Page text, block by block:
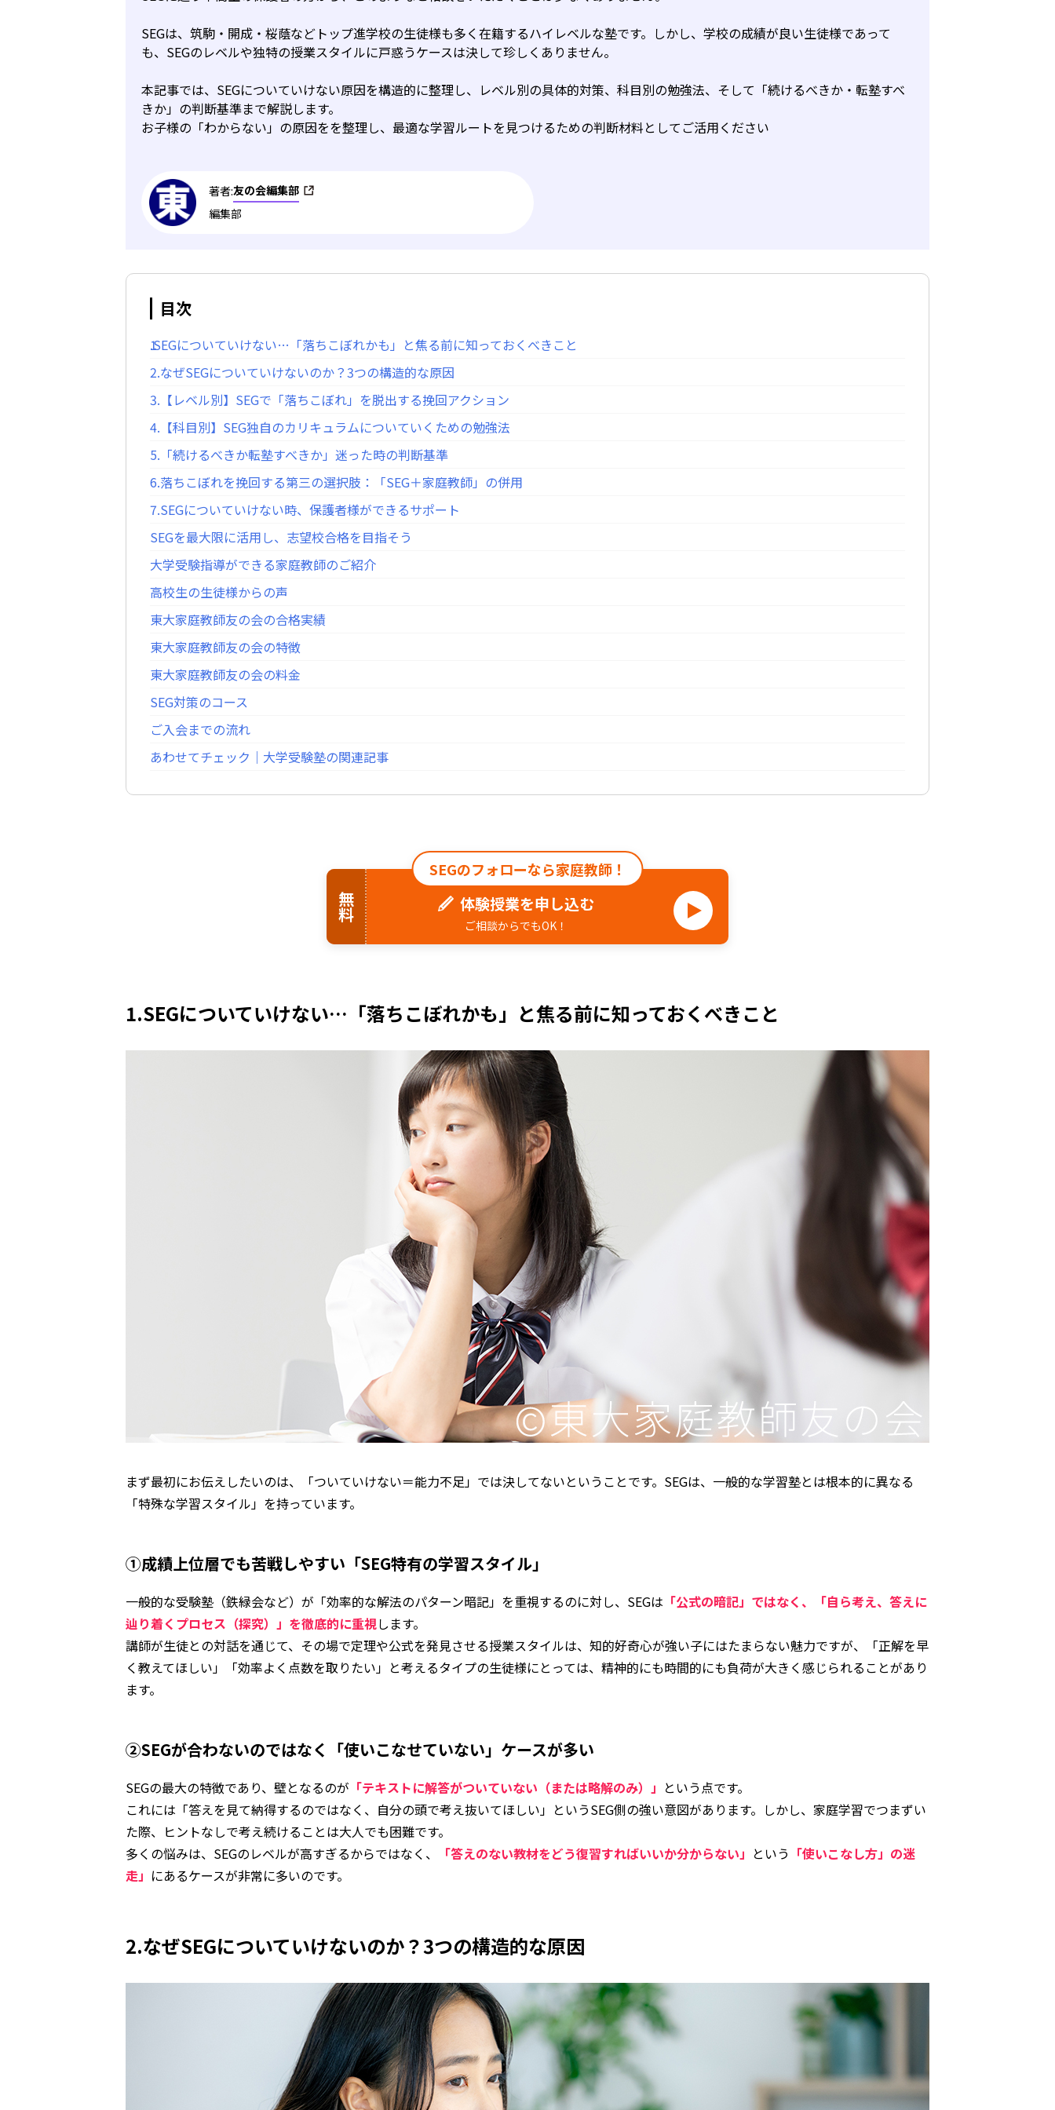
SEGは、筑駒・開成・桜蔭などトップ進学校の生徒様も多く在籍するハイレベルな塾です。しかし、学校の成績が良い生徒様であって
も、SEGのレベルや独特の授業スタイルに戸惑うケースは決して珍しくありません。
本記事では、SEGについていけない原因を構造的に整理し、レベル別の具体的対策、科目別の勉強法、そして「続けるべきか・転塾すべ
きか」の判断基準まで解説します。
お子様の「わからない」の原因をを整理し、最適な学習ルートを見つけるための判断材料としてご活用ください
著者:友の会編集部
編集部
目次
1.SEGについていけない…「落ちこぼれかも」と焦る前に知っておくべきこと
2.なぜSEGについていけないのか？3つの構造的な原因
3.【レベル別】SEGで「落ちこぼれ」を脱出する挽回アクション
4.【科目別】SEG独自のカリキュラムについていくための勉強法
5.「続けるべきか転塾すべきか」迷った時の判断基準
6.落ちこぼれを挽回する第三の選択肢：「SEG＋家庭教師」の併用
7.SEGについていけない時、保護者様ができるサポート
SEGを最大限に活用し、志望校合格を目指そう
大学受験指導ができる家庭教師のご紹介
高校生の生徒様からの声
東大家庭教師友の会の合格実績
東大家庭教師友の会の特徴
東大家庭教師友の会の料金
SEG対策のコース
ご入会までの流れ
あわせてチェック｜大学受験塾の関連記事
SEGのフォローなら家庭教師！
無料 体験授業を申し込む
ご相談からでもOK！
1.SEGについていけない…「落ちこぼれかも」と焦る前に知っておくべきこと
まず最初にお伝えしたいのは、「ついていけない＝能力不足」では決してないということです。SEGは、一般的な学習塾とは根本的に異なる
「特殊な学習スタイル」を持っています。
①成績上位層でも苦戦しやすい「SEG特有の学習スタイル」
一般的な受験塾（鉄緑会など）が「効率的な解法のパターン暗記」を重視するのに対し、SEGは 「公式の暗記」ではなく、「自ら考え、答えに
辿り着くプロセス（探究）」を徹底的に重視します。
講師が生徒との対話を通じて、その場で定理や公式を発見させる授業スタイルは、知的好奇心が強い子にはたまらない魅力ですが、「正解を早
く教えてほしい」「効率よく点数を取りたい」と考えるタイプの生徒様にとっては、精神的にも時間的にも負荷が大きく感じられることがあり
ます。
②SEGが合わないのではなく「使いこなせていない」ケースが多い
SEGの最大の特徴であり、壁となるのが 「テキストに解答がついていない（または略解のみ）」 という点です。
これには「答えを見て納得するのではなく、自分の頭で考え抜いてほしい」というSEG側の強い意図があります。しかし、家庭学習でつまずい
た際、ヒントなしで考え続けることは大人でも困難です。
多くの悩みは、SEGのレベルが高すぎるからではなく、
「答えのない教材をどう復習すればいいか分からない」 という 「使いこなし方」の迷
走」 にあるケースが非常に多いのです。
2.なぜSEGについていけないのか？3つの構造的な原因